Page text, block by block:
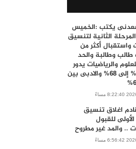
يكتب :الخميس
الثانية لتنسيق
واستقبال أكثر من
طالب وطالبة والحد
والرياضيات يدور
حول 67% إلى 68% والادبى بين
مساءً
اغلاق تنسيق
للقبول
.. والمد غير مطروح
مساءً